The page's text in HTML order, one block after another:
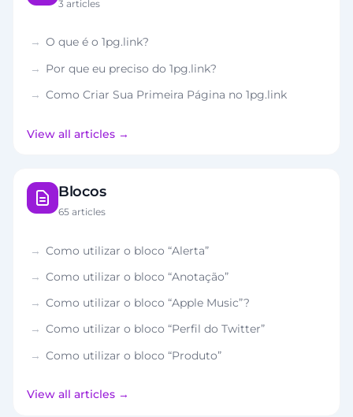
3 articles
O que é o 1pg.link?
Por que eu preciso do 1pg.link?
Como Criar Sua Primeira Página no 1pg.link
View all articles
Blocos
65 articles
Como utilizar o bloco “Alerta”
Como utilizar o bloco “Anotação”
Como utilizar o bloco “Apple Music”?
Como utilizar o bloco “Perfil do Twitter”
Como utilizar o bloco “Produto”
View all articles